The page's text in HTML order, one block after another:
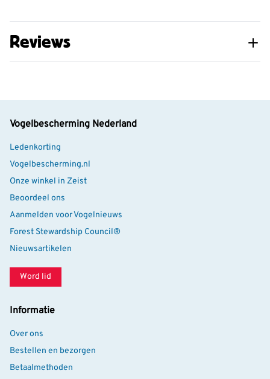
Reviews
Vogelbescherming Nederland
Ledenkorting
Vogelbescherming.nl
Onze winkel in Zeist
Beoordeel ons
Aanmelden voor Vogelnieuws
Forest Stewardship Council®
Nieuwsartikelen
Word lid
Informatie
Over ons
Bestellen en bezorgen
Betaalmethoden